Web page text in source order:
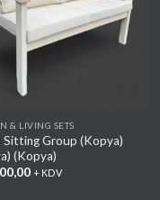
Add My
Favorite
& LIVING SETS
Sitting Group (Kopya)
(Kopya)
+ KDV